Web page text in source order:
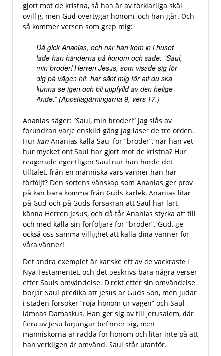
gjort mot de kristna, så han är av förklarliga skäl
ovillig, men Gud övertygar honom, och han går. Och
så kommer versen som grep mig:
Då gick Ananias, och när han kom in i huset
lade han händerna på honom och sade: ”Saul,
min broder! Herren Jesus, som visade sig för
dig på vägen hit, har sänt mig för att du ska
kunna se igen och bli uppfylld av den helige
Ande.” (Apostlagärningarna 9, vers 17.)
Ananias säger: ”Saul, min broder!” Jag slås av
förundran varje enskild gång jag läser de tre orden.
Hur kan Ananias kalla Saul för ”broder”, när han vet
hur mycket ont Saul har gjort mot de kristna? Hur
reagerade egentligen Saul när han hörde det
tilltalet, från en människa vars vänner han har
förföljt? Den sortens vänskap som Ananias ger prov
på kan bara komma från Guds kärlek. Ananias litar
på Gud och på Guds försäkran att Saul har lärt
känna Herren Jesus, och då får Ananias styrka att till
och med kalla sin förföljare för ”broder”. Gud, ge
också oss samma villighet att kalla dina vänner för
våra vänner!
Det andra exemplet är kanske ett av de vackraste i
Nya Testamentet, och det beskrivs bara några verser
efter Sauls omvändelse. Direkt efter sin omvändelse
börjar Saul predika att Jesus är Guds Son, men judar
i staden försöker ”röja honom ur vägen” och Saul
lämnas Damaskus. Han ger sig av till Jerusalem, där
flera av Jesu lärjungar befinner sig, men
människorna är rädda för honom och litar inte på att
han verkligen är omvänd. Saul står utanför.